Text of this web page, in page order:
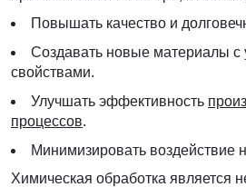
Повышать качество и
Создавать новые материалы с
свойствами.
Улучшать эффективность
процессов.
Минимизировать воздействие
Химическая обработка является